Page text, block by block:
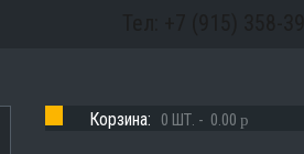
Корзина: 0 ШТ. - 0.00 p